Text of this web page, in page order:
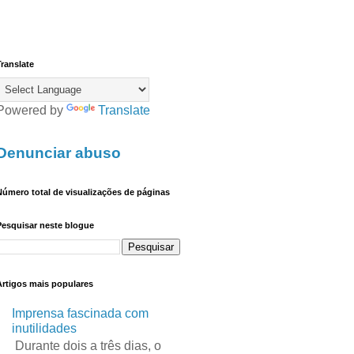
by Translate
abuso
total de visualizações de páginas
neste blogue
mais populares
Imprensa fascinada com
inutilidades
Durante dois a três dias, o